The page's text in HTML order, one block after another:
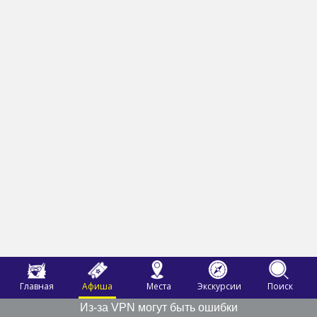
Главная Афиша Места Экскурсии
Поиск
Из-за VPN могут быть ошибки